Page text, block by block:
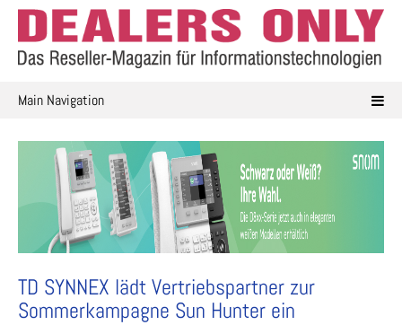
Skip
content
Main Navigation
TD SYNNEX lädt Vertriebspartner zur
Sommerkampagne Sun Hunter ein